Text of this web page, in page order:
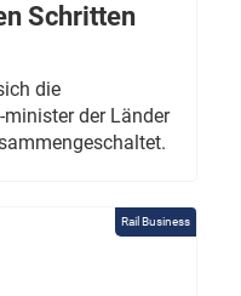
Schritten
die
der Länder
Rail Business